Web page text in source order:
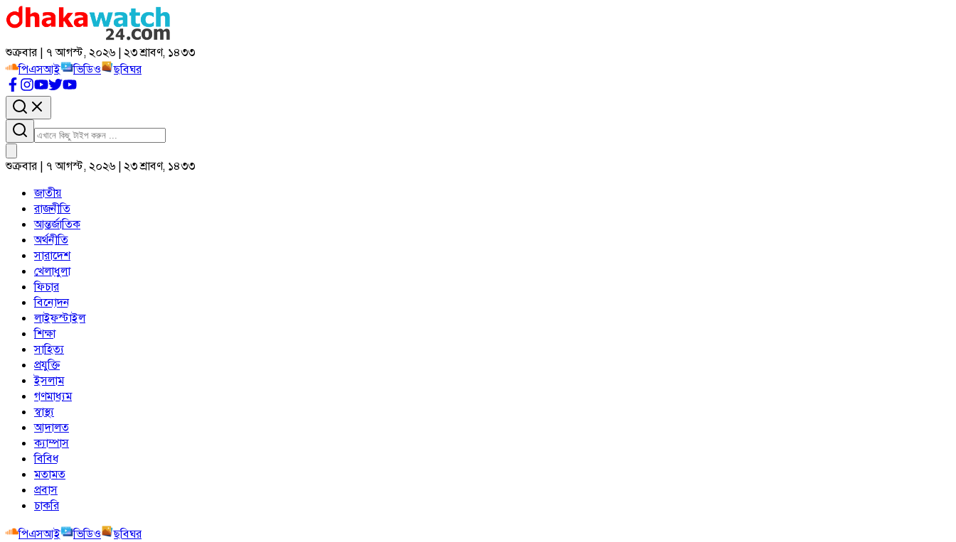
শুক্রবার | ৭ আগস্ট, ২০২৬ | ২৩ শ্রাবণ, ১৪৩৩
পিএসআই
ভিডিও ছবিঘর
শুক্রবার | ৭ আগস্ট, ২০২৬ | ২৩ শ্রাবণ, ১৪৩৩
জাতীয়
রাজনীতি
আন্তর্জাতিক
অর্থনীতি
সারাদেশ
খেলাধুলা
ফিচার
বিনোদন
লাইফস্টাইল
শিক্ষা
সাহিত্য
প্রযুক্তি
ইসলাম
গণমাধ্যম
স্বাস্থ্য
আদালত
ক্যাম্পাস
বিবিধ
মতামত
প্রবাস
চাকরি
পিএসআই
ভিডিও
ছবিঘর